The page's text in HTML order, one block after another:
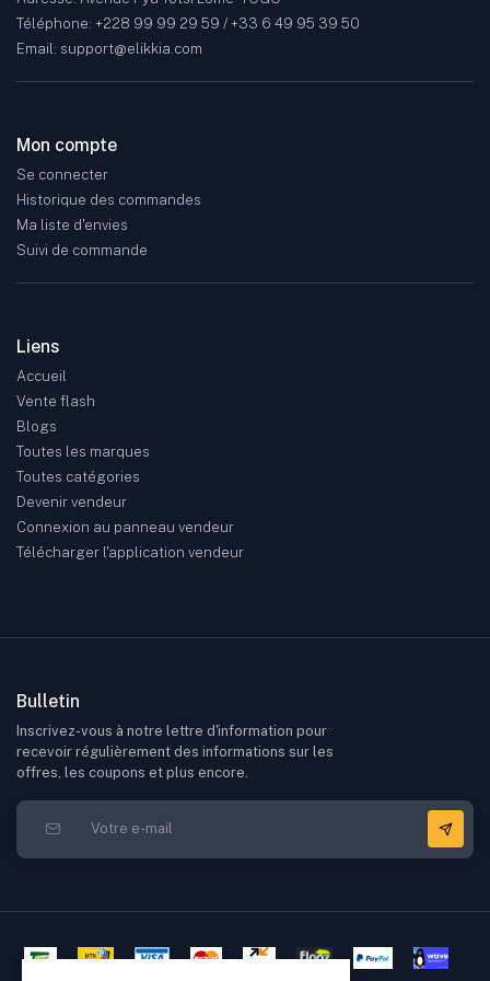
Téléphone: +228 99 99 29 59 / +33 6 49 95 39 50
Email: support@elikkia.com
Mon compte
Se connecter
Historique des commandes
Ma liste d'envies
Suivi de commande
Liens
Accueil
Vente flash
Blogs
Toutes les marques
Toutes catégories
Devenir vendeur
Connexion au panneau vendeur
Télécharger l'application vendeur
Bulletin
Inscrivez-vous à notre lettre d'information pour
recevoir régulièrement des informations sur les
offres, les coupons et plus encore.